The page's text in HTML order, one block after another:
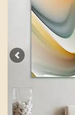
Previous